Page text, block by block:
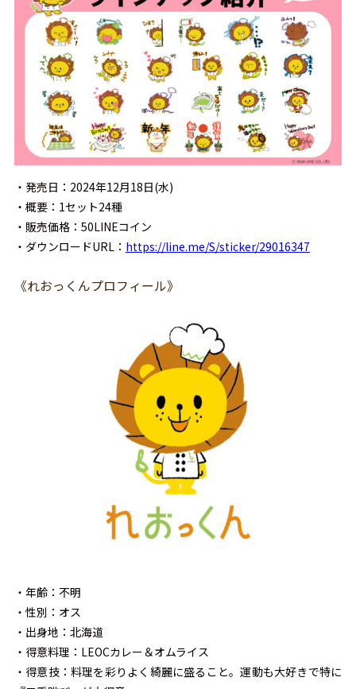
・発売日：2024年12月18日(水)
・概要：1セット24種
・販売価格：50LINEコイン
・ダウンロードURL： https://line.me/S/sticker/29016347
《れおっくんプロフィール》
・年齢：不明
・性別：オス
・出身地：北海道
・得意料理：LEOCカレー＆オムライス
・得意技：料理を彩りよく綺麗に盛ること。運動も大好きで特に